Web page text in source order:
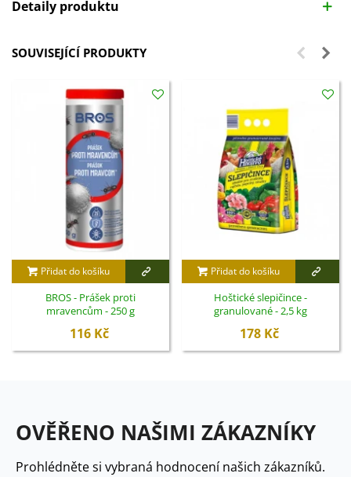
Detaily produktu
SOUVISEJÍCÍ PRODUKTY
Přidat do košíku
BROS - Prášek proti
mravencům - 250 g
116 Kč
Přidat do košíku
Hoštické slepičince -
granulované - 2,5 kg
178 Kč
OVĚŘENO NAŠIMI ZÁKAZNÍKY
Prohlédněte si vybraná hodnocení našich zákazníků.